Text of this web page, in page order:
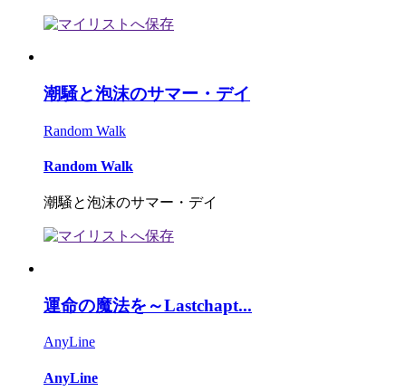
潮騒と泡沫のサマー・デイ
Random Walk
Random Walk
潮騒と泡沫のサマー・デイ
運命の魔法を～Lastchapt...
AnyLine
AnyLine